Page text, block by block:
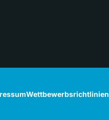
Wettbewerbsrichtlinien